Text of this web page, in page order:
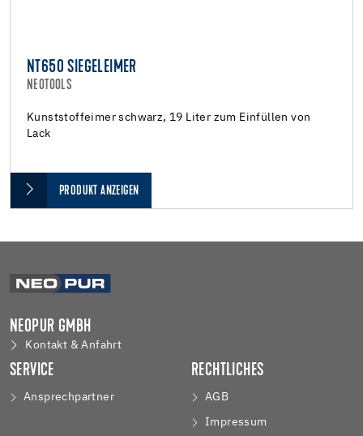
NT650 SIEGELEIMER
NEOTOOLS
Kunststoffeimer schwarz, 19 Liter zum Einfüllen von
Lack
PRODUKT ANZEIGEN
NEOPUR GMBH
Kontakt & Anfahrt
SERVICE
Ansprechpartner
RECHTLICHES
AGB
Impressum